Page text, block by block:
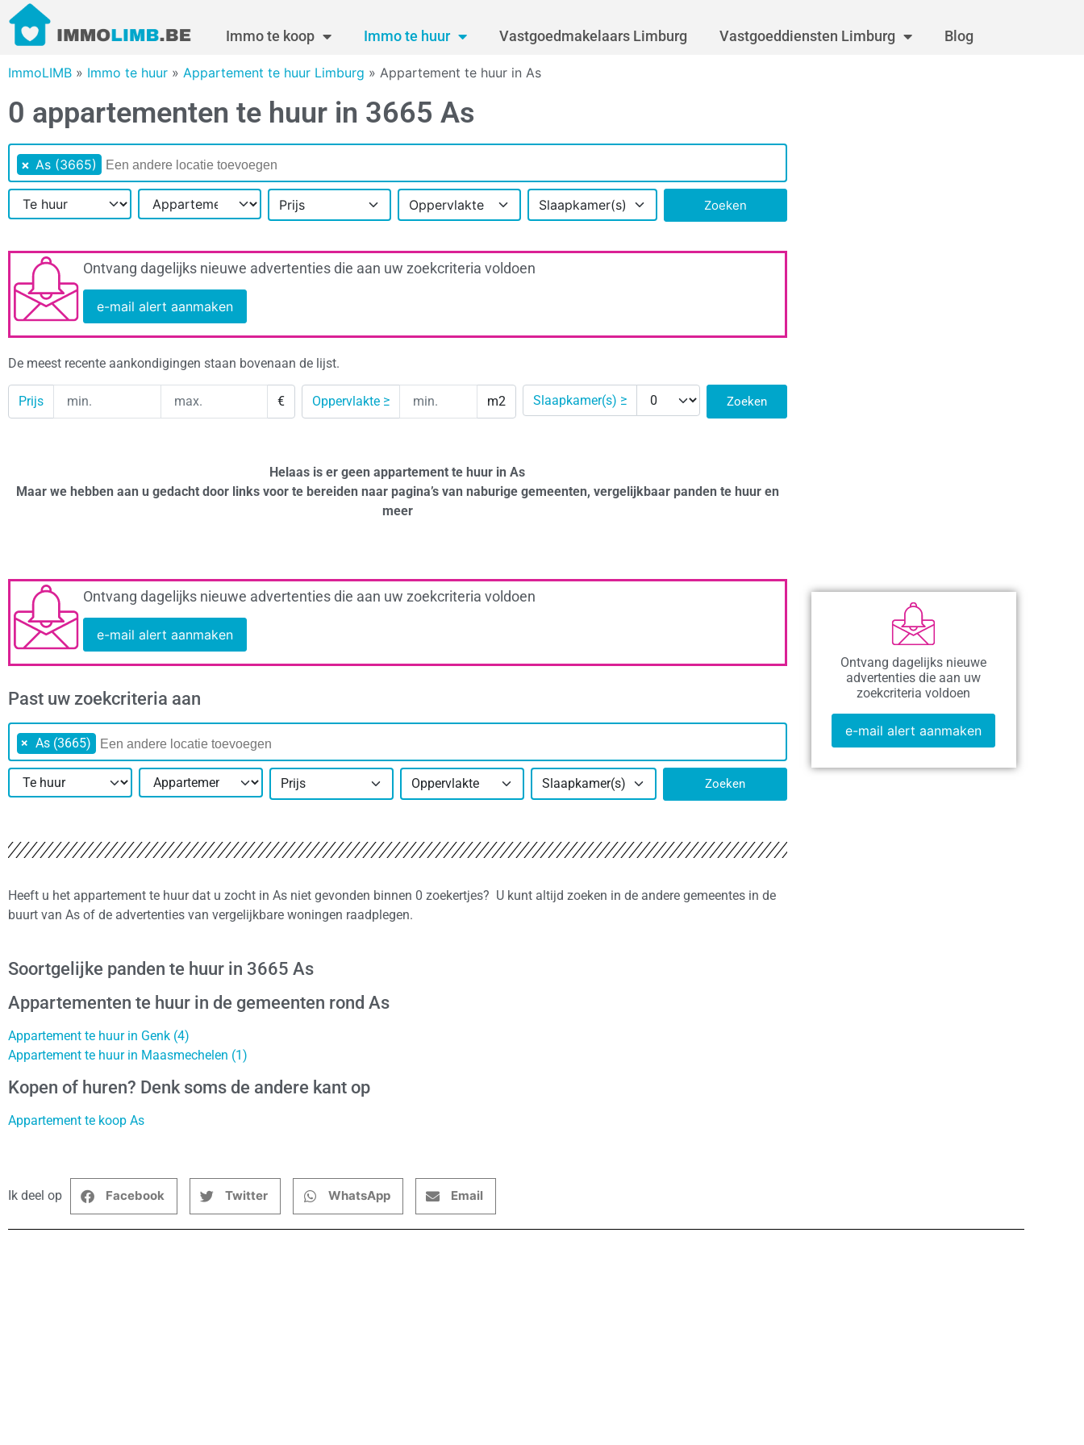
Immo te koop Immo te huur Vastgoedmakelaars Limburg Vastgoeddiensten Limburg Blog
ImmoLIMB » Immo te huur » Appartement te huur Limburg » Appartement te huur in As
0 appartementen te huur in 3665 As
× As (3665)
Prijs Oppervlakte Slaapkamer(s) Zoeken
Ontvang dagelijks nieuwe advertenties die aan uw zoekcriteria voldoen
e-mail alert aanmaken
De meest recente aankondigingen staan bovenaan de lijst.
Prijs € Oppervlakte ≥ m2 Slaapkamer(s) ≥ Zoeken
Helaas is er geen appartement te huur in As
Maar we hebben aan u gedacht door links voor te bereiden naar pagina’s van naburige gemeenten, vergelijkbaar panden te huur en
meer
Ontvang dagelijks nieuwe advertenties die aan uw zoekcriteria voldoen
e-mail alert aanmaken
Past uw zoekcriteria aan
× As (3665)
Prijs Oppervlakte Slaapkamer(s) Zoeken
Heeft u het appartement te huur dat u zocht in As niet gevonden binnen 0 zoekertjes? U kunt altijd zoeken in de andere gemeentes in de
buurt van As of de advertenties van vergelijkbare woningen raadplegen.
Soortgelijke panden te huur in 3665 As
Appartementen te huur in de gemeenten rond As
Appartement te huur in Genk (4)
Appartement te huur in Maasmechelen (1)
Kopen of huren? Denk soms de andere kant op
Appartement te koop As
Ontvang dagelijks nieuwe
advertenties die aan uw
zoekcriteria voldoen
e-mail alert aanmaken
Ik deel op Facebook Twitter WhatsApp Email